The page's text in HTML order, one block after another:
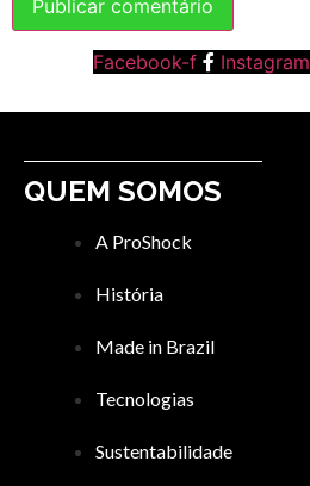
Facebook-f Instagram
QUEM SOMOS
A ProShock
História
Made in Brazil
Tecnologias
Sustentabilidade